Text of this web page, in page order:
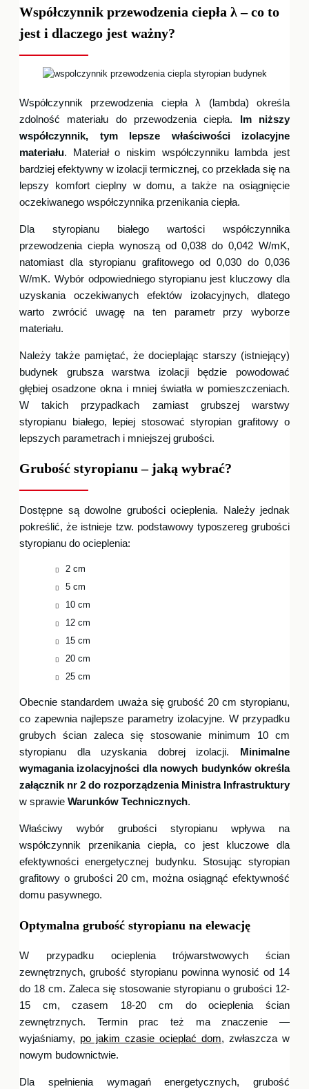
Współczynnik przewodzenia ciepła λ – co to
jest i dlaczego jest ważny?
Współczynnik przewodzenia ciepła λ (lambda) określa
zdolność materiału do przewodzenia ciepła. Im niższy
współczynnik, tym lepsze właściwości izolacyjne
materiału. Materiał o niskim współczynniku lambda jest
bardziej efektywny w izolacji termicznej, co przekłada się na
lepszy komfort cieplny w domu, a także na osiągnięcie
oczekiwanego współczynnika przenikania ciepła.
Dla styropianu białego wartości współczynnika
przewodzenia ciepła wynoszą od 0,038 do 0,042 W/mK,
natomiast dla styropianu grafitowego od 0,030 do 0,036
W/mK. Wybór odpowiedniego styropianu jest kluczowy dla
uzyskania oczekiwanych efektów izolacyjnych, dlatego
warto zwrócić uwagę na ten parametr przy wyborze
materiału.
Należy także pamiętać, że docieplając starszy (istniejący)
budynek grubsza warstwa izolacji będzie powodować
głębiej osadzone okna i mniej światła w pomieszczeniach.
W takich przypadkach zamiast grubszej warstwy
styropianu białego, lepiej stosować styropian grafitowy o
lepszych parametrach i mniejszej grubości.
Grubość styropianu – jaką wybrać?
Dostępne są dowolne grubości ocieplenia. Należy jednak
pokreślić, że istnieje tzw. podstawowy typoszereg grubości
styropianu do ocieplenia:
2 cm
5 cm
10 cm
12 cm
15 cm
20 cm
25 cm
Obecnie standardem uważa się grubość 20 cm styropianu,
co zapewnia najlepsze parametry izolacyjne. W przypadku
grubych ścian zaleca się stosowanie minimum 10 cm
styropianu dla uzyskania dobrej izolacji. Minimalne
wymagania izolacyjności dla nowych budynków określa
załącznik nr 2 do rozporządzenia Ministra Infrastruktury
w sprawie Warunków Technicznych.
Właściwy wybór grubości styropianu wpływa na
współczynnik przenikania ciepła, co jest kluczowe dla
efektywności energetycznej budynku. Stosując styropian
grafitowy o grubości 20 cm, można osiągnąć efektywność
domu pasywnego.
Optymalna grubość styropianu na elewację
W przypadku ocieplenia trójwarstwowych ścian
zewnętrznych, grubość styropianu powinna wynosić od 14
do 18 cm. Zaleca się stosowanie styropianu o grubości 12-
15 cm, czasem 18-20 cm do ocieplenia ścian
zewnętrznych. Termin prac też ma znaczenie —
wyjaśniamy, po jakim czasie ocieplać dom, zwłaszcza w
nowym budownictwie.
Dla spełnienia wymagań energetycznych, grubość